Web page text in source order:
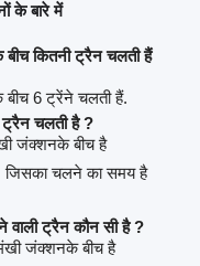
के बारे में
कितनी ट्रैन चलती हैं
6 ट्रेंने चलती हैं.
चलती है ?
जंक्शनके बीच है
जिसका चलने का समय है
ट्रैन कौन सी है ?
जंक्शनके बीच है